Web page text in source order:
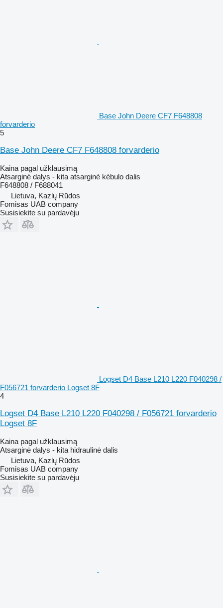
Base John Deere CF7 F648808
forvarderio
5
Base John Deere CF7 F648808 forvarderio
Kaina pagal užklausimą
Atsarginė dalys - kita atsarginė kėbulo dalis
F648808 / F688041
Lietuva, Kazlų Rūdos
Fomisas UAB company
Susisiekite su pardavėju
Logset D4 Base L210 L220 F040298 /
F056721 forvarderio Logset 8F
4
Logset D4 Base L210 L220 F040298 / F056721 forvarderio
Logset 8F
Kaina pagal užklausimą
Atsarginė dalys - kita hidraulinė dalis
Lietuva, Kazlų Rūdos
Fomisas UAB company
Susisiekite su pardavėju